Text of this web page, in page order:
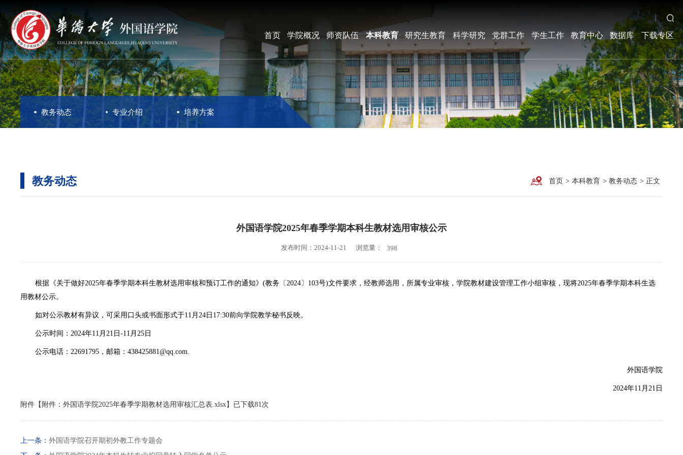
首页 学院概况 师资队伍 本科教育 研究生教育 科学研究 党群工作 学生工作 教育中心 数据库 下载专区
教务动态 专业介绍 培养方案
教务动态 首页 > 本科教育 > 教务动态 > 正文
外国语学院2025年春季学期本科生教材选用审核公示
发布时间：2024-11-21 浏览量： 398
根据《关于做好2025年春季学期本科生教材选用审核和预订工作的通知》(教务〔2024〕103号)文件要求，经教师选用，所属专业审核，学院教材建设管理工作小组审核，现将2025年春季学期本科生选
用教材公示。
如对公示教材有异议，可采用口头或书面形式于11月24日17:30前向学院教学秘书反映。
公示时间：2024年11月21日-11月25日
公示电话：22691795，邮箱：438425881@qq.com.
外国语学院
2024年11月21日
附件【 附件：外国语学院2025年春季学期教材选用审核汇总表.xlsx】已下载81次
上一条：外国语学院召开期初外教工作专题会